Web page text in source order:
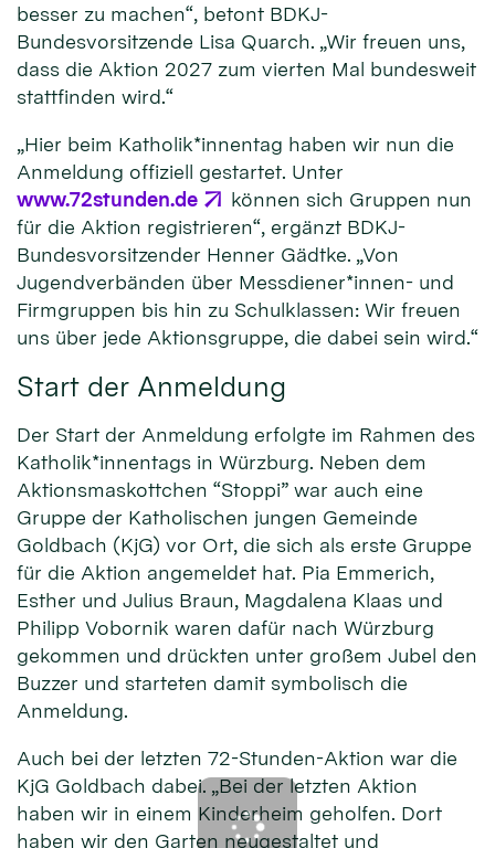
besser zu machen“, betont BDKJ-
Bundesvorsitzende Lisa Quarch. „Wir freuen uns,
dass die Aktion 2027 zum vierten Mal bundesweit
stattfinden wird.“
„Hier beim Katholik*innentag haben wir nun die
Anmeldung offiziell gestartet. Unter
www.72stunden.de
können sich Gruppen nun
für die Aktion registrieren“, ergänzt BDKJ-
Bundesvorsitzender Henner Gädtke. „Von
Jugendverbänden über Messdiener*innen- und
Firmgruppen bis hin zu Schulklassen: Wir freuen
uns über jede Aktionsgruppe, die dabei sein wird.“
Start der Anmeldung
Der Start der Anmeldung erfolgte im Rahmen des
Katholik*innentags in Würzburg. Neben dem
Aktionsmaskottchen “Stoppi” war auch eine
Gruppe der Katholischen jungen Gemeinde
Goldbach (KjG) vor Ort, die sich als erste Gruppe
für die Aktion angemeldet hat. Pia Emmerich,
Esther und Julius Braun, Magdalena Klaas und
Philipp Vobornik waren dafür nach Würzburg
gekommen und drückten unter großem Jubel den
Buzzer und starteten damit symbolisch die
Anmeldung.
Auch bei der letzten 72-Stunden-Aktion war die
KjG Goldbach dabei. „Bei der letzten Aktion
haben wir in einem Kinderheim geholfen. Dort
haben wir den Garten neugestaltet und